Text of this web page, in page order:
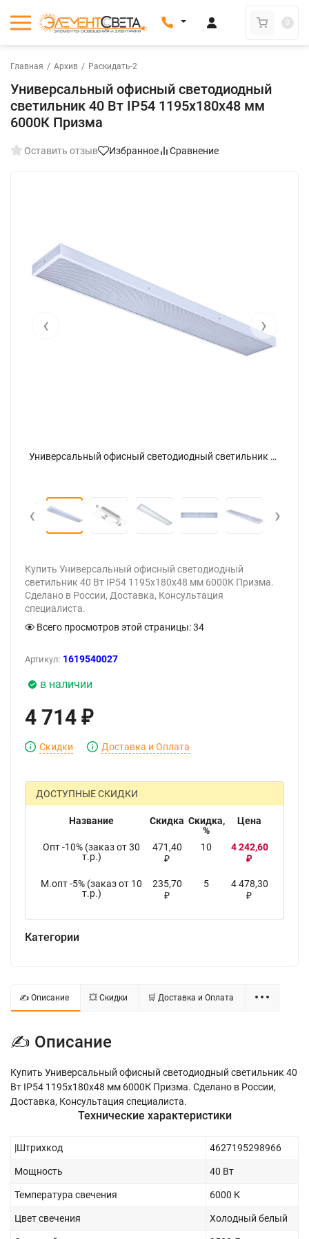
0
Главная / Архив / Раскидать-2
Универсальный офисный светодиодный
светильник 40 Вт IP54 1195x180x48 мм
6000К Призма
Оставить отзыв Избранное Сравнение
Универсальный офисный светодиодный светильник 40 Вт IP54 1195x180x48 мм 6000К Призма - фото
‹ ›
‹ ›
Купить Универсальный офисный светодиодный
светильник 40 Вт IP54 1195x180x48 мм 6000К Призма.
Сделано в России, Доставка, Консультация
специалиста.
Всего просмотров этой страницы:34
Артикул: 1619540027
в наличии
4 714 ₽
Скидки Доставка и Оплата
ДОСТУПНЫЕ СКИДКИ
Название Скидка Скидка,
%
Цена
Опт -10% (заказ от 30
т.р.)
471,40
₽
10 4 242,60
₽
М.опт -5% (заказ от 10
т.р.)
235,70
₽
5 4 478,30
₽
Категории
✍ Описание 💥 Скидки 🛒 Доставка и Оплата
✍ Описание
Купить Универсальный офисный светодиодный светильник 40
Вт IP54 1195x180x48 мм 6000К Призма. Сделано в России,
Доставка, Консультация специалиста.
Технические характеристики
|Штрихкод 4627195298966
Мощность 40 Вт
Температура свечения 6000 К
Цвет свечения Холодный белый